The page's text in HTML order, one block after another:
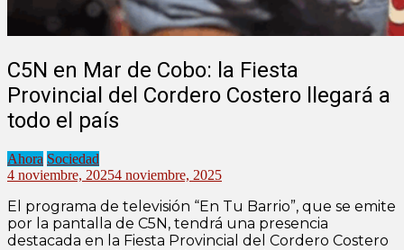
C5N en Mar de Cobo: la Fiesta
Provincial del Cordero Costero llegará a
todo el país
Ahora Sociedad
4 noviembre, 20254 noviembre, 2025
El programa de televisión “En Tu Barrio”, que se emite
por la pantalla de C5N, tendrá una presencia
destacada en la Fiesta Provincial del Cordero Costero